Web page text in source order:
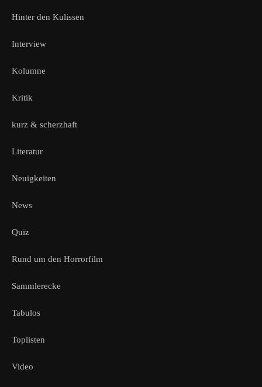
Hinter den Kulissen
Interview
Kolumne
Kritik
kurz & scherzhaft
Literatur
Neuigkeiten
News
Quiz
Rund um den Horrorfilm
Sammlerecke
Tabulos
Toplisten
Video